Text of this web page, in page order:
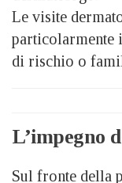
Le visite
particolarmente
di rischio o
L’impegno
Sul fronte della